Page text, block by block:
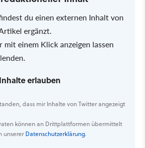
du einen externen Inhalt von
ergänzt.
einem Klick anzeigen lassen
erlauben
dass mir Inhalte von Twitter angezeigt
können an Drittplattformen übermittelt
unsererDatenschutzerklärung.